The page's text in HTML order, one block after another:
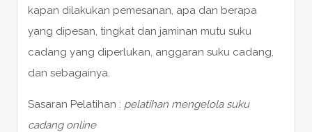
kapan dilakukan pemesanan, apa dan berapa
yang dipesan, tingkat dan jaminan mutu suku
cadang yang diperlukan, anggaran suku cadang,
dan sebagainya.
Sasaran Pelatihan : pelatihan mengelola suku
cadang online